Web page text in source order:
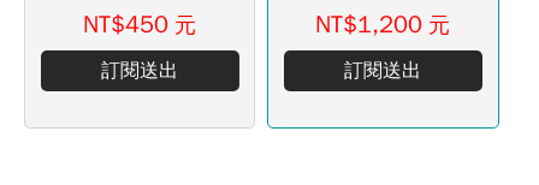
NT$450 元
訂閱送出
NT$1,200 元
訂閱送出